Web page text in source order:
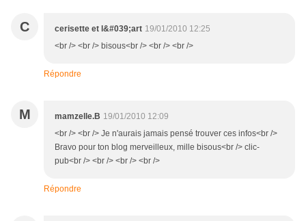
C cerisette et l&#039;art 19/01/2010 12:25
<br /> <br /> bisous<br /> <br /> <br />
Répondre
M mamzelle.B 19/01/2010 12:09
<br /> <br /> Je n'aurais jamais pensé trouver ces infos<br />
Bravo pour ton blog merveilleux, mille bisous<br /> clic-
pub<br /> <br /> <br /> <br />
Répondre